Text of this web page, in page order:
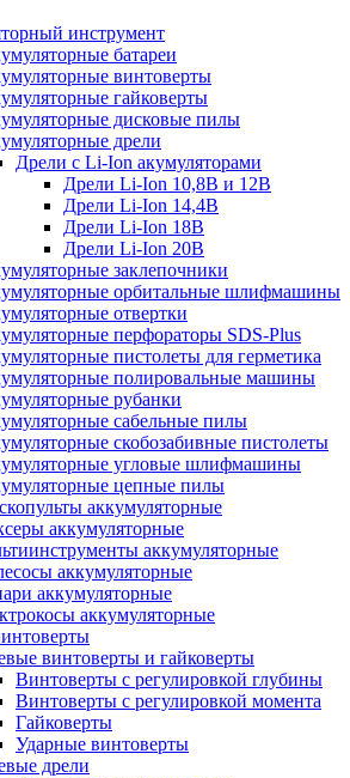
инструмент
батареи
винтоверты
гайковерты
дисковые пилы
дрели
Дрели с Li-Ion акумуляторами
Дрели Li-Ion 10,8В и 12В
Дрели Li-Ion 14,4В
Дрели Li-Ion 18В
Дрели Li-Ion 20В
заклепочники
орбитальные шлифмашины
отвертки
перфораторы SDS-Plus
пистолеты для герметика
полировальные машины
рубанки
сабельные пилы
скобозабивные пистолеты
угловые шлифмашины
цепные пилы
аккумуляторные
аккумуляторные
аккумуляторные
аккумуляторные
аккумуляторные
аккумуляторные
винтоверты и гайковерты
Винтоверты с регулировкой глубины
Винтоверты с регулировкой момента
Гайковерты
Ударные винтоверты
дрели